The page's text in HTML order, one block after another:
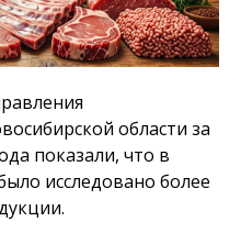
области за
показали, что в
исследовано более